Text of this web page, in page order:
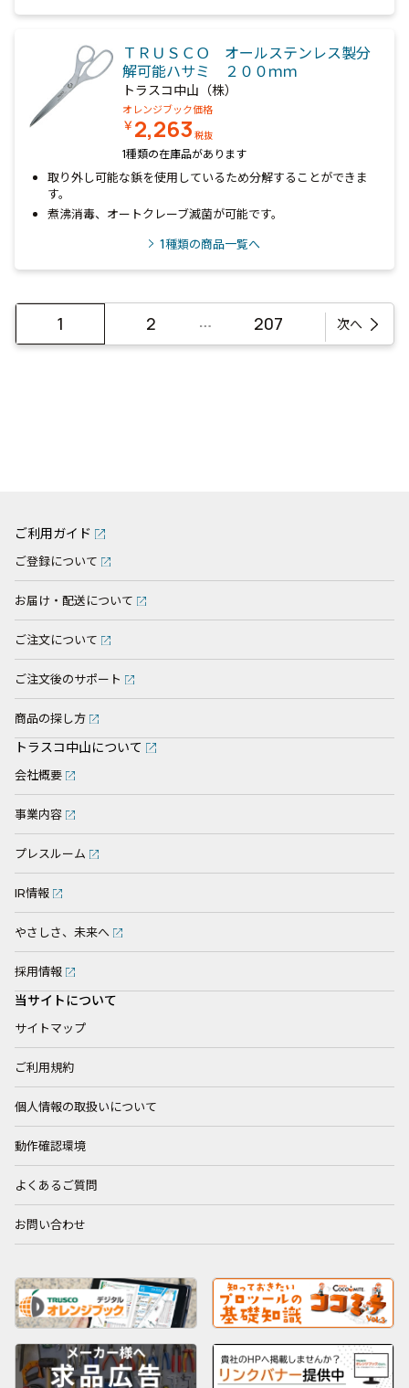
ＴＲＵＳＣＯ オールステンレス製分
解可能ハサミ ２００ｍｍ
トラスコ中山（株）
オレンジブック価格
￥2,263 税抜
1種類の在庫品があります
取り外し可能な鋲を使用しているため分解することができま
す。
煮沸消毒、オートクレーブ滅菌が可能です。
1種類の商品一覧へ
1 2 … 207 次へ
ご利用ガイド
ご登録について
お届け・配送について
ご注文について
ご注文後のサポート
商品の探し方
トラスコ中山について
会社概要
事業内容
プレスルーム
IR情報
やさしさ、未来へ
採用情報
当サイトについて
サイトマップ
ご利用規約
個人情報の取扱いについて
動作確認環境
よくあるご質問
お問い合わせ